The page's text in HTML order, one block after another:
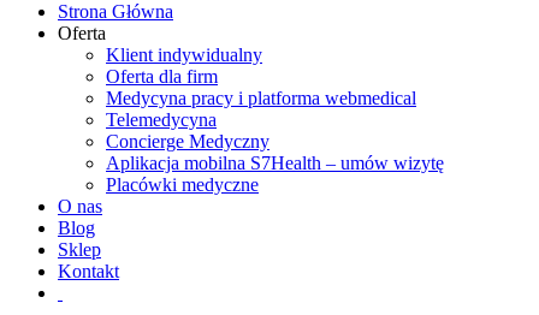
Strona Główna
Oferta
Klient indywidualny
Oferta dla firm
Medycyna pracy i platforma webmedical
Telemedycyna
Concierge Medyczny
Aplikacja mobilna S7Health – umów wizytę
Placówki medyczne
O nas
Blog
Sklep
Kontakt